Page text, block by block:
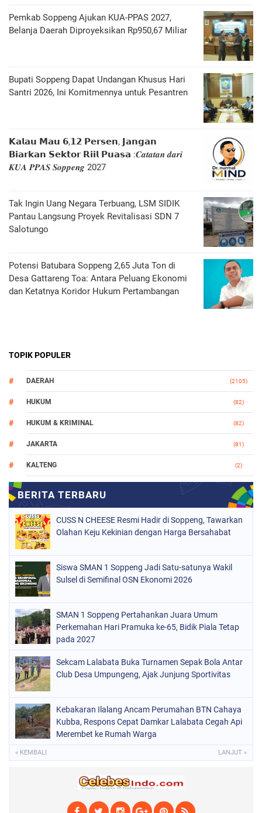
Pemkab Soppeng Ajukan KUA-PPAS 2027,
Belanja Daerah Diproyeksikan Rp950,67 Miliar
Bupati Soppeng Dapat Undangan Khusus Hari
Santri 2026, Ini Komitmennya untuk Pesantren
𝗞𝗮𝗹𝗮𝘂 𝗠𝗮𝘂 𝟲,𝟭𝟮 𝗣𝗲𝗿𝘀𝗲𝗻, 𝗝𝗮𝗻𝗴𝗮𝗻
𝗕𝗶𝗮𝗿𝗸𝗮𝗻 𝗦𝗲𝗸𝘁𝗼𝗿 𝗥𝗶𝗶𝗹 𝗣𝘂𝗮𝘀𝗮 :𝑪𝒂𝒕𝒂𝒕𝒂𝒏 𝒅𝒂𝒓𝒊
𝑲𝑼𝑨 𝑷𝑷𝑨𝑺 𝑺𝒐𝒑𝒑𝒆𝒏𝒈 2027
Tak Ingin Uang Negara Terbuang, LSM SIDIK
Pantau Langsung Proyek Revitalisasi SDN 7
Salotungo
Potensi Batubara Soppeng 2,65 Juta Ton di
Desa Gattareng Toa: Antara Peluang Ekonomi
dan Ketatnya Koridor Hukum Pertambangan
TOPIK POPULER
DAERAH (2105)
HUKUM (82)
HUKUM & KRIMINAL (82)
JAKARTA (81)
KALTENG (2)
(147)
NASIONAL (1021)
ORGANISASI
PERISTIWA
POLITIK (220)
POLRI
SOPPENG
SULSEL (846)
CUSS N CHEESE Resmi Hadir di Soppeng, Tawarkan
Olahan Keju Kekinian dengan Harga Bersahabat
Siswa SMAN 1 Soppeng Jadi Satu-satunya Wakil
Sulsel di Semifinal OSN Ekonomi 2026
SMAN 1 Soppeng Pertahankan Juara Umum
Perkemahan Hari Pramuka ke-65, Bidik Piala Tetap
pada 2027
Sekcam Lalabata Buka Turnamen Sepak Bola Antar
Club Desa Umpungeng, Ajak Junjung Sportivitas
Kebakaran Ilalang Ancam Perumahan BTN Cahaya
Kubba, Respons Cepat Damkar Lalabata Cegah Api
Merembet ke Rumah Warga
« KEMBALI LANJUT »